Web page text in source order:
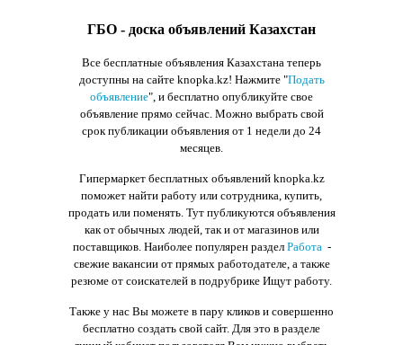
ГБО - доска объявлений Казахстан
Все бесплатные объявления Казахстана теперь
доступны на сайте knopka.kz! Нажмите "Подать
объявление", и бесплатно опубликуйте свое
объявление прямо сейчас. Можно выбрать свой
срок публикации объявления от 1 недели до 24
месяцев.
Гипермаркет бесплатных объявлений knopka.kz
поможет найти работу или сотрудника, купить,
продать или поменять. Тут публикуются объявления
как от обычных людей, так и от магазинов или
поставщиков. Наиболее популярен раздел Работа-
свежие вакансии от прямых работодателе, а также
резюме от соискателей в подрубрике Ищут работу.
Также у нас Вы можете в пару кликов и совершенно
бесплатно создать свой сайт. Для это в разделе